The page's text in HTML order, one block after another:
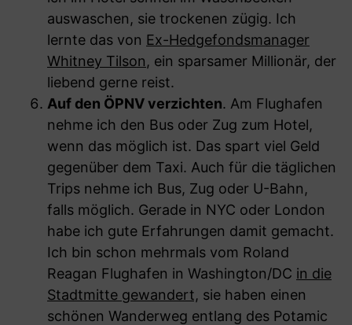
auswaschen, sie trockenen zügig. Ich
lernte das von Ex-Hedgefondsmanager
Whitney Tilson, ein sparsamer Millionär, der
liebend gerne reist.
Auf den ÖPNV verzichten. Am Flughafen
nehme ich den Bus oder Zug zum Hotel,
wenn das möglich ist. Das spart viel Geld
gegenüber dem Taxi. Auch für die täglichen
Trips nehme ich Bus, Zug oder U-Bahn,
falls möglich. Gerade in NYC oder London
habe ich gute Erfahrungen damit gemacht.
Ich bin schon mehrmals vom Roland
Reagan Flughafen in Washington/DC in die
Stadtmitte gewandert, sie haben einen
schönen Wanderweg entlang des Potamic